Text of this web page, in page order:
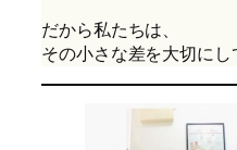
だから私たちは、
その小さな差を大切にし